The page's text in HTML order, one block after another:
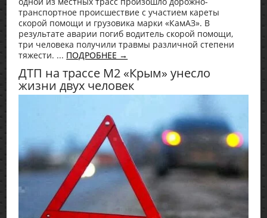
транспортное происшествие с участием кареты
скорой помощи и грузовика марки «КамАЗ». В
результате аварии погиб водитель скорой помощи,
три человека получили травмы различной степени
тяжести. ... ПОДРОБНЕЕ →
ДТП на трассе М2 «Крым» унесло
жизни двух человек